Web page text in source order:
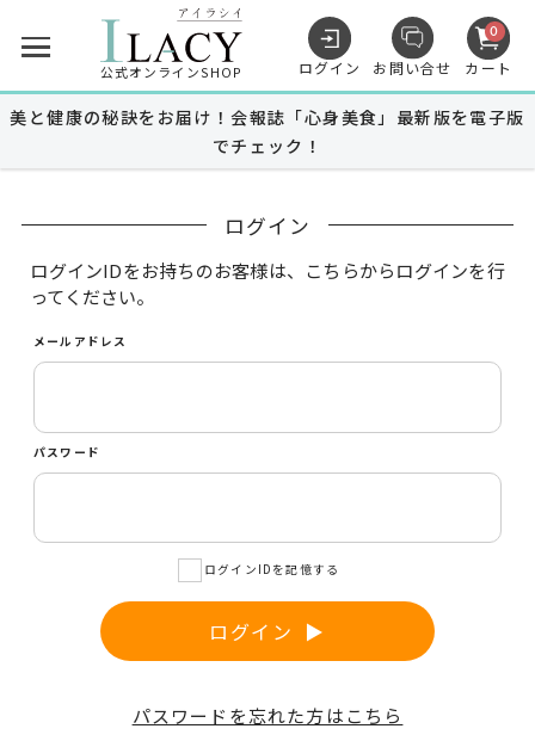
キャンペーン
商品を探す
MUNOAGE スキンケア
MUNOAGE
THE KAHALA Bath Amenities
公式オンラインSHOP ログイン お問い合せ
0
カート
美と健康の秘訣をお届け！会報誌「心身美食」最新版を電子版
でチェック！
ログイン
ログインIDをお持ちのお客様は、こちらからログインを行
ってください。
メールアドレス
パスワード
ログインIDを記憶する
ログイン
パスワードを忘れた方はこちら